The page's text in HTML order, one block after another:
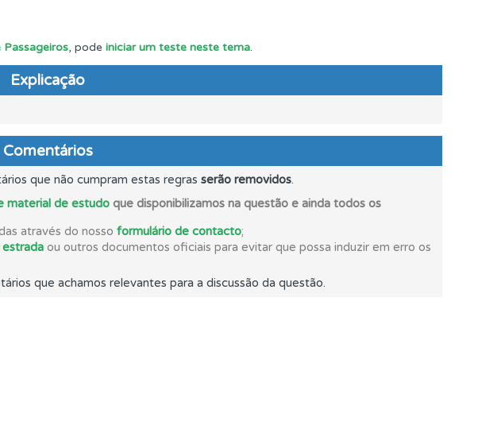
não voltou a responder.
mesmas do exame oficial.
, pode iniciar um teste neste tema.
Explicação
Comentários
que não cumpram estas regras serão removidos.
material de estudo que disponibilizamos na questão e ainda todos os
através do nosso formulário de contacto;
ou outros documentos oficiais para evitar que possa induzir em erro os
que achamos relevantes para a discussão da questão.